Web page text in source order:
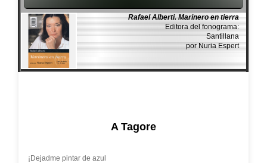
Rafael Alberti. Marinero en tierra
Editora del fonograma:
Santillana
por Nuria Espert
A Tagore
¡Dejadme pintar de azul